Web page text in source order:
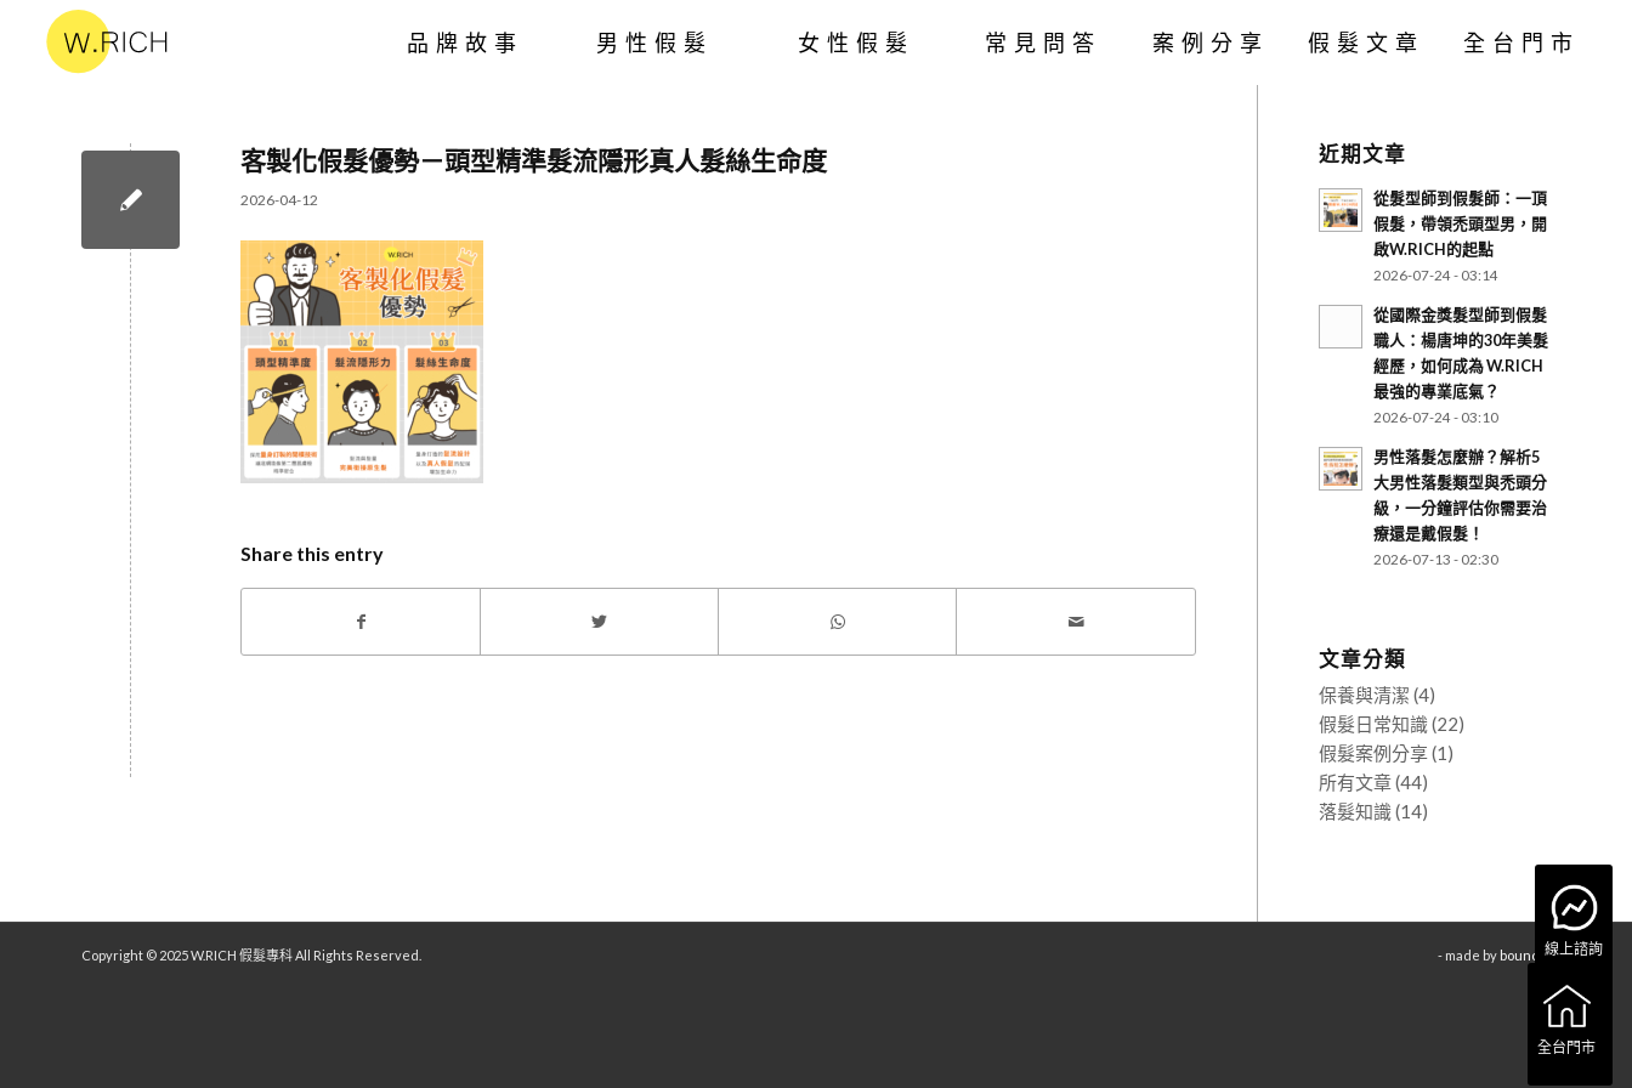
品牌故事 男性假髮 女性假髮 常見問答 案例分享 假髮文章 全台門市
客製化假髮優勢－頭型精準髮流隱形真人髮絲生命度
2026-04-12
Share this entry
近期文章
從髮型師到假髮師：一頂
假髮，帶領禿頭型男，開
啟W.RICH的起點
2026-07-24 - 03:14
從國際金獎髮型師到假髮
職人：楊唐坤的30年美髮
經歷，如何成為 W.RICH
最強的專業底氣？
2026-07-24 - 03:10
男性落髮怎麼辦？解析5
大男性落髮類型與禿頭分
級，一分鐘評估你需要治
療還是戴假髮！
2026-07-13 - 02:30
文章分類
保養與清潔 (4)
假髮日常知識(22)
假髮案例分享(1)
所有文章(44)
落髮知識(14)
Copyright © 2025 W.RICH 假髮專科 All Rights Reserved. - made by bouncin線上諮詢
全台門市
全台門市